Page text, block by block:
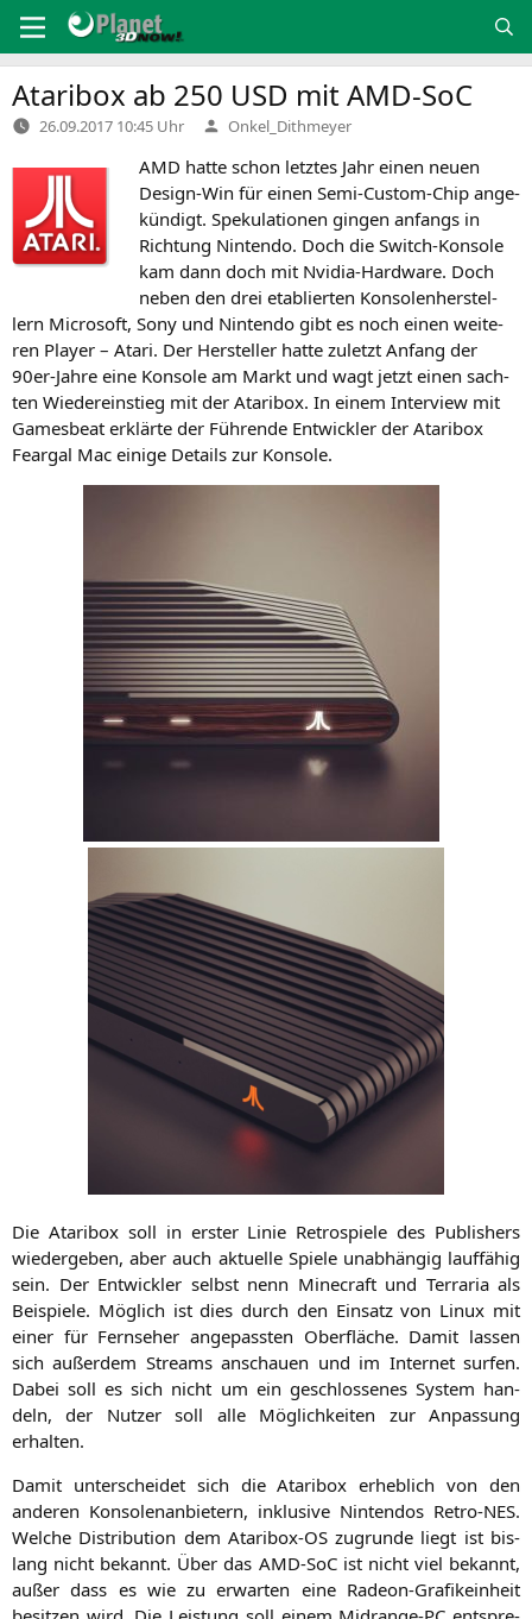
Inhalt
springen
Ataribox ab 250 USD mit AMD-SoC
26.09.2017 10:45 Uhr Verfasst
von
Onkel_Dithmeyer
AMD hat­te schon letz­tes Jahr einen neu­en
Design-Win für einen Semi-Cus­tom-Chip ange­
kün­digt. Spe­ku­la­tio­nen gin­gen anfangs in
Rich­tung Nin­ten­do. Doch die Switch-Kon­so­le
kam dann doch mit Nvi­dia-Hard­ware. Doch
neben den drei eta­blier­ten Kon­so­len­her­stel­
lern Micro­soft, Sony und Nin­ten­do gibt es noch einen wei­te­
ren Play­er – Ata­ri. Der Her­stel­ler hat­te zuletzt Anfang der
90er-Jah­re eine Kon­so­le am Markt und wagt jetzt einen sach­
ten Wie­der­ein­stieg mit der Ata­ri­box. In einem Inter­view mit
Games­beat erklär­te der Füh­ren­de Ent­wick­ler der Ata­ri­box
Fear­gal Mac eini­ge Details zur Konsole.
Die Ata­ri­box soll in ers­ter Linie Retro­spie­le des Publishers
wie­der­ge­ben, aber auch aktu­el­le Spie­le unab­hän­gig lauf­fä­hig
sein. Der Ent­wick­ler selbst nenn Mine­craft und Ter­ra­ria als
Bei­spie­le. Mög­lich ist dies durch den Ein­satz von Linux mit
einer für Fern­se­her ange­pass­ten Ober­flä­che. Damit las­sen
sich außer­dem Streams anschau­en und im Inter­net sur­fen.
Dabei soll es sich nicht um ein geschlos­se­nes Sys­tem han­
deln, der Nut­zer soll alle Mög­lich­kei­ten zur Anpas­sung
erhalten.
Damit unter­schei­det sich die Ata­ri­box erheb­lich von den
ande­ren Kon­so­len­an­bie­tern, inklu­si­ve Nin­ten­dos Retro-NES.
Wel­che Dis­tri­bu­ti­on dem Ata­ri­box-OS zugrun­de liegt ist bis­
lang nicht bekannt. Über das AMD-SoC ist nicht viel bekannt,
außer dass es wie zu erwar­ten eine Rade­on-Gra­fik­ein­heit